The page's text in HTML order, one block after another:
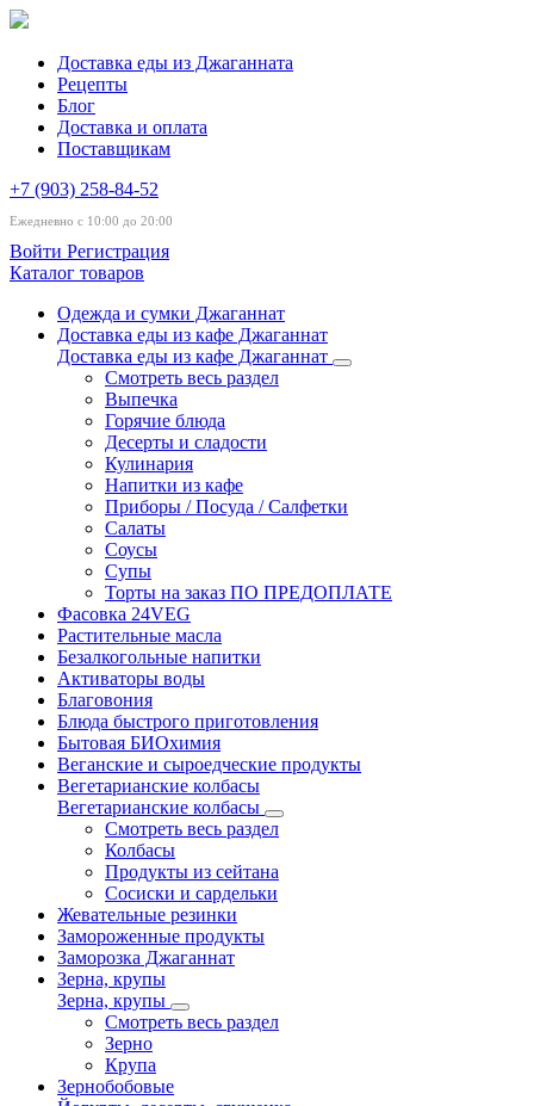
Доставка еды из Джаганната
Рецепты
Блог
Доставка и оплата
Поставщикам
+7 (903) 258-84-52
Ежедневно с 10:00 до 20:00
Войти Регистрация
Каталог товаров
Одежда и сумки Джаганнат
Доставка еды из кафе Джаганнат
Доставка еды из кафе Джаганнат
Смотреть весь раздел
Выпечка
Горячие блюда
Десерты и сладости
Кулинария
Напитки из кафе
Приборы / Посуда / Салфетки
Салаты
Соусы
Супы
Торты на заказ ПО ПРЕДОПЛАТЕ
Фасовка 24VEG
Растительные масла
Безалкогольные напитки
Активаторы воды
Благовония
Блюда быстрого приготовления
Бытовая БИОхимия
Веганские и сыроедческие продукты
Вегетарианские колбасы
Вегетарианские колбасы
Смотреть весь раздел
Колбасы
Продукты из сейтана
Сосиски и сардельки
Жевательные резинки
Замороженные продукты
Заморозка Джаганнат
Зерна, крупы
Зерна, крупы
Смотреть весь раздел
Зерно
Крупа
Зернобобовые